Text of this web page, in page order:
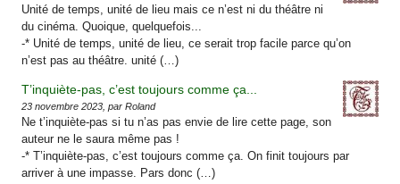
Unité de temps, unité de lieu mais ce n’est ni du théâtre ni
du cinéma. Quoique, quelquefois...
-* Unité de temps, unité de lieu, ce serait trop facile parce qu’on
n’est pas au théâtre. unité (…)
T’inquiète-pas, c’est toujours comme ça...
23 novembre 2023, par Roland
Ne t’inquiète-pas si tu n’as pas envie de lire cette page, son
auteur ne le saura même pas !
-* T’inquiète-pas, c’est toujours comme ça. On finit toujours par
arriver à une impasse. Pars donc (…)